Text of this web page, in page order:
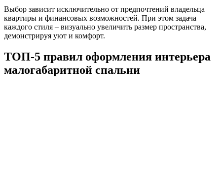
Выбор зависит исключительно от предпочтений владельца
квартиры и финансовых возможностей. При этом задача
каждого стиля – визуально увеличить размер пространства,
демонстрируя уют и комфорт.
ТОП-5 правил оформления интерьера
малогабаритной спальни